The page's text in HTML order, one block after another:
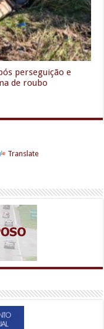
perseguição e
de roubo
Translate